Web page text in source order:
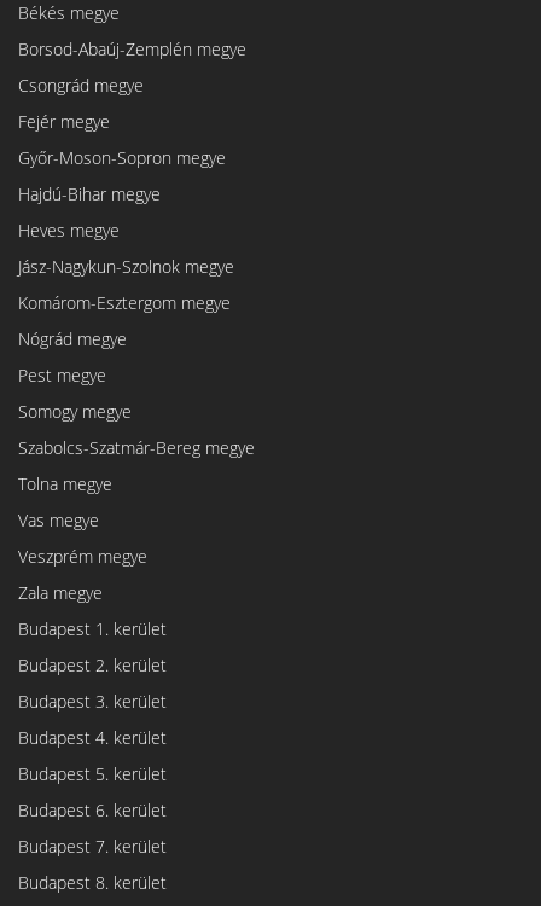
Békés megye
Borsod-Abaúj-Zemplén megye
Csongrád megye
Fejér megye
Győr-Moson-Sopron megye
Hajdú-Bihar megye
Heves megye
Jász-Nagykun-Szolnok megye
Komárom-Esztergom megye
Nógrád megye
Pest megye
Somogy megye
Szabolcs-Szatmár-Bereg megye
Tolna megye
Vas megye
Veszprém megye
Zala megye
Budapest 1. kerület
Budapest 2. kerület
Budapest 3. kerület
Budapest 4. kerület
Budapest 5. kerület
Budapest 6. kerület
Budapest 7. kerület
Budapest 8. kerület